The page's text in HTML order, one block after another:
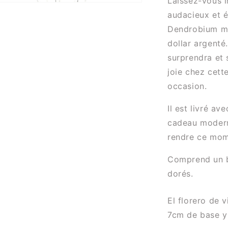
audacieux et
Dendrobium
dollar
surprendra et
joie chez
occasion.
Il est livré
cadeau
rendre ce
Comprend un
dorés.
El florero de
7cm de base